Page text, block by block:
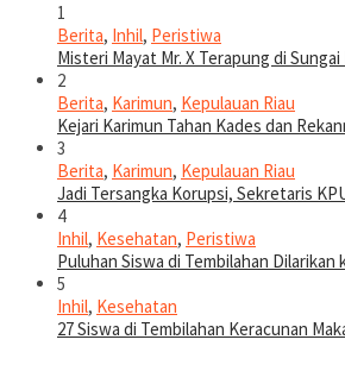
1
Berita, Inhil, Peristiwa
Misteri Mayat Mr. X Terapung di
2
Berita, Karimun, Kepulauan Riau
Kejari Karimun Tahan Kades dan
3
Berita, Karimun, Kepulauan Riau
Jadi Tersangka Korupsi, Sekretaris
4
Inhil, Kesehatan, Peristiwa
Puluhan Siswa di Tembilahan
5
Inhil, Kesehatan
27 Siswa di Tembilahan Keracunan